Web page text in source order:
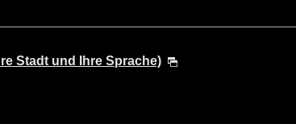
Stadt und Ihre Sprache)